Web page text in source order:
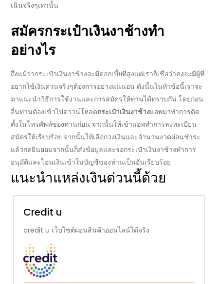
เฉินจริงๆเท่านั้น
สมัครกระเป๋าเงินงาช้างทำ
อย่างไร
ถึงแม้ว่ากระเป๋าเงินงาช้างจะมีดอกเบี้ยที่สูงแต่เราก็เชื่อว่าคงจะมีผู้ที่
อยากใช้เงินด่วนจริงๆต้องการอย่างแน่นอน ดังนั้นในหัวข้อนี้เราจะ
มาแนะนำวิธีการใช้งานและการสมัครให้ท่านได้ทราบกัน โดยก่อน
อื่นท่านต้องเข้าไปดาวน์โหลดกระเป๋าเงินงาช้างแอพมาทำการติด
ตั้งในโทรศัพท์ของท่านก่อน จากนั้นให้เข้าแอพทำการลงทะเบียน
สมัครให้เรียบร้อย จากนั้นให้เลือกวงเงินและจำนวนงวดผ่อนชำระ
แล้วกดยินยอมจากนั้นก็ส่งข้อมูลและรอกระเป๋าเงินงาช้างทำการ
อนุมัติและโอนเงินเข้าในบัญชีของท่านเป็นอันเรียบร้อย
แนะนำแหล่งเงินด่วนนี้ด้วย
Credit u
credit u เว็บไซต์ผ่อนสินค้าออนไลน์ได้จริง